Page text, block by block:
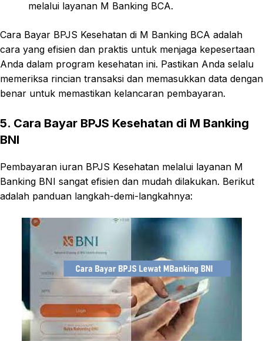
melalui layanan M Banking BCA.
Cara Bayar BPJS Kesehatan di M Banking BCA adalah
cara yang efisien dan praktis untuk menjaga kepesertaan
Anda dalam program kesehatan ini. Pastikan Anda selalu
memeriksa rincian transaksi dan memasukkan data dengan
benar untuk memastikan kelancaran pembayaran.
5. Cara Bayar BPJS Kesehatan di M Banking
BNI
Pembayaran iuran BPJS Kesehatan melalui layanan M
Banking BNI sangat efisien dan mudah dilakukan. Berikut
adalah panduan langkah-demi-langkahnya: